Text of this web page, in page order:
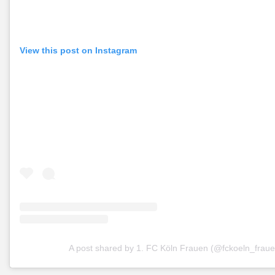
View this post on Instagram
A post shared by 1. FC Köln Frauen